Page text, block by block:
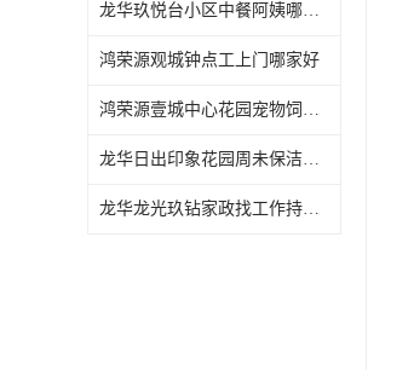
龙华玖悦台小区中餐阿姨哪家好
鸿荣源观城钟点工上门哪家好
鸿荣源壹城中心花园宠物饲养上门服务哪家好
龙华日出印象花园周未保洁持证上岗
龙华龙光玖钻家政找工作持证上岗